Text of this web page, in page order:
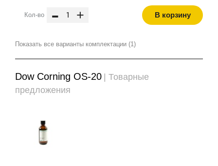
Кол-во - + В корзину
Показать все варианты комплектации (1)
Dow Corning OS-20 | Товарные
предложения